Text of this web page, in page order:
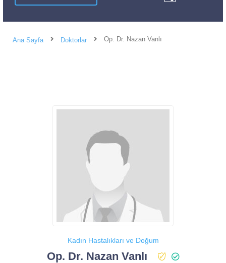
Ana Sayfa Doktorlar Op. Dr. Nazan Vanlı
Kadın Hastalıkları ve Doğum
Op. Dr. Nazan Vanlı